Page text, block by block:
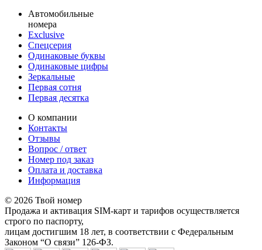
Автомобильные
номера
Exclusive
Спецсерия
Одинаковые буквы
Одинаковые цифры
Зеркальные
Первая сотня
Первая десятка
О компании
Контакты
Отзывы
Вопрос / ответ
Номер под заказ
Оплата и доставка
Информация
© 2026 Твой номер
Продажа и активация SIM-карт и тарифов осуществляется
строго по паспорту,
лицам достигшим 18 лет, в соответствии с Федеральным
Законом “О связи” 126-ФЗ.